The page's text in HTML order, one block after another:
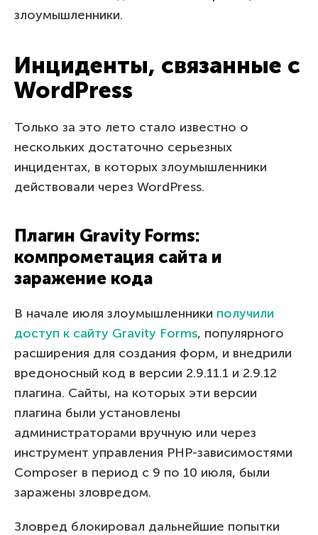
злоумышленники.
Инциденты, связанные с
WordPress
Только за это лето стало известно о
нескольких достаточно серьезных
инцидентах, в которых злоумышленники
действовали через WordPress.
Плагин Gravity Forms:
компрометация сайта и
заражение кода
В начале июля злоумышленники получили
доступ к сайту Gravity Forms, популярного
расширения для создания форм, и внедрили
вредоносный код в версии 2.9.11.1 и 2.9.12
плагина. Сайты, на которых эти версии
плагина были установлены
администраторами вручную или через
инструмент управления PHP-зависимостями
Composer в период с 9 по 10 июля, были
заражены зловредом.
Зловред блокировал дальнейшие попытки